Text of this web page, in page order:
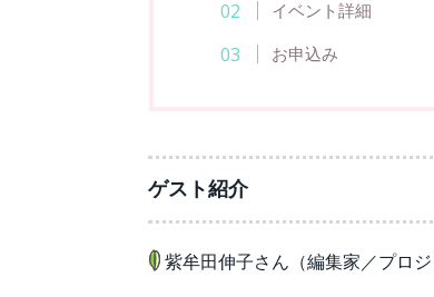
イベント詳細
お申込み
ゲスト紹介
紫牟田伸子さん（編集家／プロ